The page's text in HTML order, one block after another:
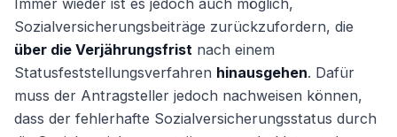
Immer wieder ist es jedoch auch möglich,
Sozialversicherungsbeiträge zurückzufordern, die
über die Verjährungsfrist nach einem
Statusfeststellungsverfahren hinausgehen. Dafür
muss der Antragsteller jedoch nachweisen können,
dass der fehlerhafte Sozialversicherungsstatus durch